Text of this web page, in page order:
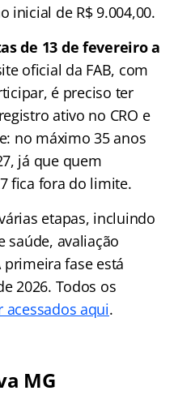
inicial de R$ 9.004,00.
de 13 de fevereiro a
oficial da FAB, com
é preciso ter
ativo no CRO e
no máximo 35 anos
já que quem
fica fora do limite.
etapas, incluindo
saúde, avaliação
fase está
2026. Todos os
acessados aqui.
MG